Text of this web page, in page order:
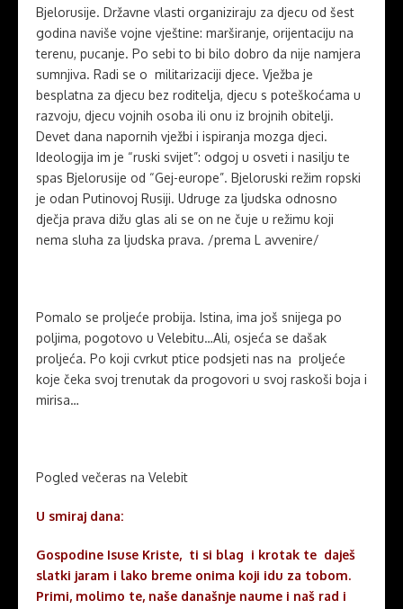
Bjelorusije. Državne vlasti organiziraju za djecu od šest
godina naviše vojne vještine: marširanje, orijentaciju na
terenu, pucanje. Po sebi to bi bilo dobro da nije namjera
sumnjiva. Radi se o militarizaciji djece. Vježba je
besplatna za djecu bez roditelja, djecu s poteškoćama u
razvoju, djecu vojnih osoba ili onu iz brojnih obitelji.
Devet dana napornih vježbi i ispiranja mozga djeci.
Ideologija im je “ruski svijet”: odgoj u osveti i nasilju te
spas Bjelorusije od “Gej-europe”. Bjeloruski režim ropski
je odan Putinovoj Rusiji. Udruge za ljudska odnosno
dječja prava dižu glas ali se on ne čuje u režimu koji
nema sluha za ljudska prava. /prema L avvenire/
Pomalo se proljeće probija. Istina, ima još snijega po
poljima, pogotovo u Velebitu…Ali, osjeća se dašak
proljeća. Po koji cvrkut ptice podsjeti nas na proljeće
koje čeka svoj trenutak da progovori u svoj raskoši boja i
mirisa…
Pogled večeras na Velebit
U smiraj dana:
Gospodine Isuse Kriste, ti si blag i krotak te daješ
slatki jaram i lako breme onima koji idu za tobom.
Primi, molimo te, naše današnje naume i naš rad i